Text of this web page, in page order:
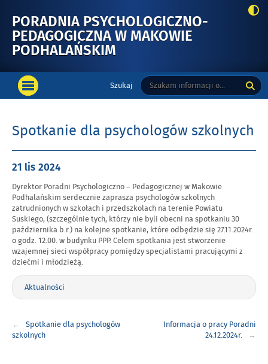
PORADNIA PSYCHOLOGICZNO-
PEDAGOGICZNA W MAKOWIE
PODHALAŃSKIM
DLA
PSYCHOLOGÓW
Wyszukiwarka
Szukaj
Tutaj
wpisz
szukaną
Menu
główne
OTWÓRZ
MENU
Spotkanie dla psychologów szkolnych
Opublikowano
dniu
21 lis 2024
Dyrektor Poradni Psychologiczno – Pedagogicznej w Makowie
Podhalańskim serdecznie zaprasza psychologów szkolnych
zatrudnionych w szkołach i przedszkolach na terenie Powiatu
Suskiego, (szczególnie tych, którzy nie byli obecni na spotkaniu 30
października b.r.) na kolejne spotkanie, które odbędzie się 27.11.2024r.
o godz. 12.00. w budynku PPP. Celem spotkania jest stworzenie
wzajemnej sieci współpracy pomiędzy specjalistami pracującymi z
dziećmi i młodzieżą.
Aktualności
wpisu
Spotkanie dla psychologów
szkolnych
Informacja o pracy Poradni
24.12.2024r.